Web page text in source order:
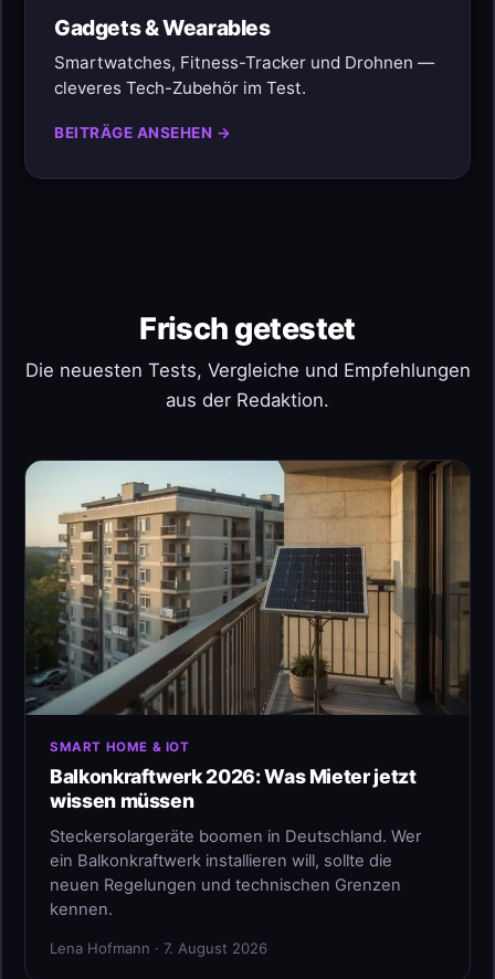
Gadgets & Wearables
Smartwatches, Fitness-Tracker und Drohnen —
cleveres Tech-Zubehör im Test.
BEITRÄGE ANSEHEN →
Frisch getestet
Die neuesten Tests, Vergleiche und Empfehlungen
aus der Redaktion.
SMART HOME & IOT
Balkonkraftwerk 2026: Was Mieter jetzt
wissen müssen
Steckersolargeräte boomen in Deutschland. Wer
ein Balkonkraftwerk installieren will, sollte die
neuen Regelungen und technischen Grenzen
kennen.
Lena Hofmann · 7. August 2026